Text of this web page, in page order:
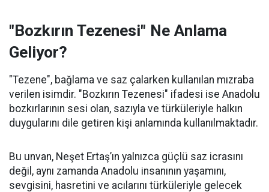
"Bozkırın Tezenesi" Ne Anlama
Geliyor?
"Tezene", bağlama ve saz çalarken kullanılan mızraba
verilen isimdir. "Bozkırın Tezenesi" ifadesi ise Anadolu
bozkırlarının sesi olan, sazıyla ve türküleriyle halkın
duygularını dile getiren kişi anlamında kullanılmaktadır.
Bu unvan, Neşet Ertaş’ın yalnızca güçlü saz icrasını
değil, aynı zamanda Anadolu insanının yaşamını,
sevgisini, hasretini ve acılarını türküleriyle gelecek